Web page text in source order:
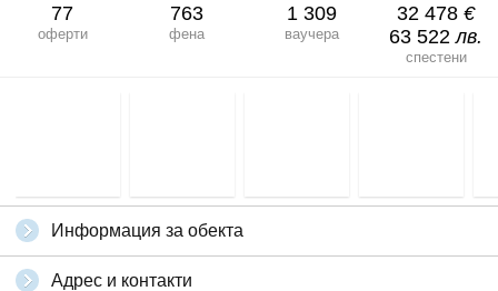
77
оферти
763
фена
1 309
ваучера
32 478 €
63 522лв.
спестени
Информация за обекта
Адрес и контакти